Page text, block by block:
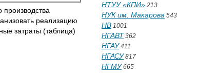
производства
реализацию
затраты (таблица)
НТУУ «КПИ» 213
НУК им. Макарова 543
НВ 1001
НГАВТ 362
НГАУ411
НГАСУ817
НГМУ665